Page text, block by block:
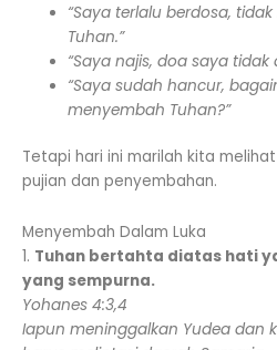
“Saya terlalu berdosa,
Tuhan.”
“Saya najis, doa saya tidak
“Saya sudah hancur,
menyembah Tuhan?”
Tetapi hari ini marilah kita
pujian dan penyembahan.
Menyembah Dalam Luka
1. Tuhan bertahta diatas hati
yang sempurna.
Yohanes 4:3,4
Iapun meninggalkan Yudea dan